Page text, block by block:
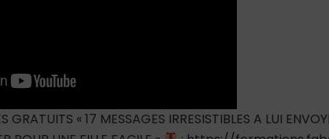
GRATUITS « 17 MESSAGES IRRESISTIBLES A LUI